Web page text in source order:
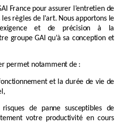
France pour assurer l’entretien de
règles de l’art. Nous apportons le
et de précision à la
groupe GAI qu’à sa conception et
permet notamment de :
et la durée de vie de
de panne susceptibles de
votre productivité en cours